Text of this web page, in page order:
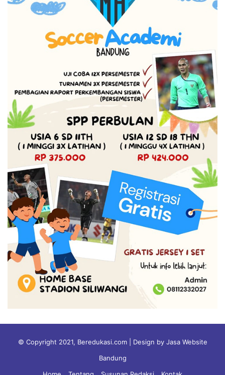
© Copyright 2021, Beredukasi.com | Design by Jasa Website
Bandung